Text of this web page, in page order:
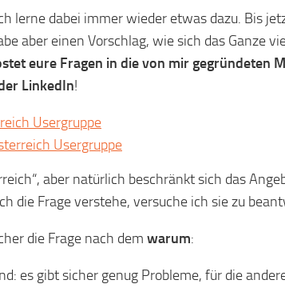
lerne dabei immer wieder etwas dazu. Bis
aber einen Vorschlag, wie sich das Ganze
eure Fragen in die von mir gegründeten
LinkedIn!
Usergruppe
Usergruppe
aber natürlich beschränkt sich das
die Frage verstehe, versuche ich sie zu
die Frage nach dem warum:
es gibt sicher genug Probleme, für die